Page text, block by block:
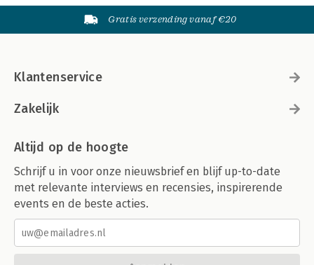
Gratis verzending vanaf €20
Klantenservice
Zakelijk
Altijd op de hoogte
Schrijf u in voor onze nieuwsbrief en blijf up-to-date
met relevante interviews en recensies, inspirerende
events en de beste acties.